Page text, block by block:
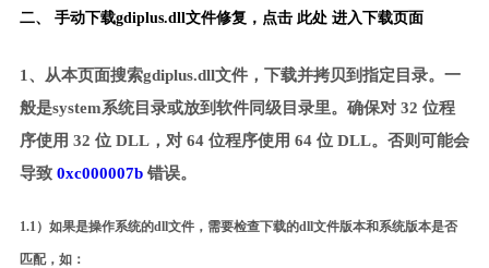
二、 手动下载gdiplus.dll文件修复， 点击 此处 进入下载页面
1、从本页面搜索gdiplus.dll文件，下载并拷贝到指定目录。一
般是system系统目录或放到软件同级目录里。确保对 32 位程
序使用 32 位 DLL，对 64 位程序使用 64 位 DLL。否则可能会
导致 0xc000007b错误。
1.1）如果是操作系统的dll文件，需要检查下载的dll文件版本和系统版本是否
匹配，如：